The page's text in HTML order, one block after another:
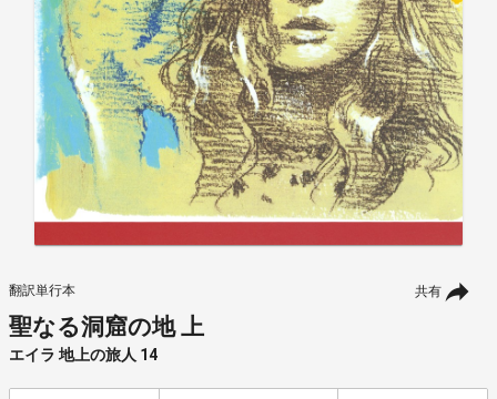
共有
翻訳単行本
聖なる洞窟の地 上
エイラ 地上の旅人 14